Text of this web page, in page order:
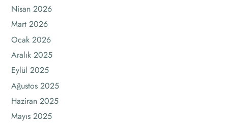
Nisan 2026
Mart 2026
Ocak 2026
Aralık 2025
Eylül 2025
Ağustos 2025
Haziran 2025
Mayıs 2025